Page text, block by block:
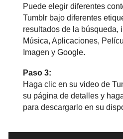
Puede elegir diferentes
Tumblr bajo diferentes
resultados de la búsqueda,
Música, Aplicaciones,
Imagen y Google.
Paso 3:
Haga clic en su video de
su página de detalles y
para descargarlo en su